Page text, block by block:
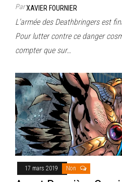
ParXAVIER FOURNIER
L’armée des Deathbringers est
Pour lutter contre ce danger
compter que sur…
17 mars 2019 Non